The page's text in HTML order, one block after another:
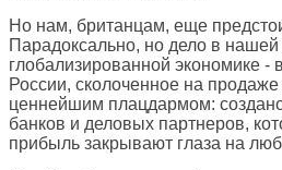
Но нам, британцам, еще
Парадоксально, но дело в нашей
глобализированной экономике -
России, сколоченное на продаже
ценнейшим плацдармом:
банков и деловых партнеров,
прибыль закрывают глаза на